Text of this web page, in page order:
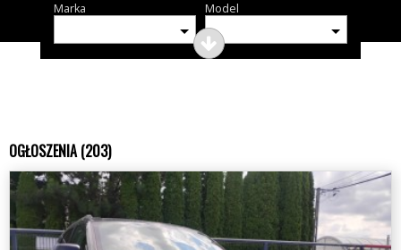
Marka Model
OGŁOSZENIA (203)